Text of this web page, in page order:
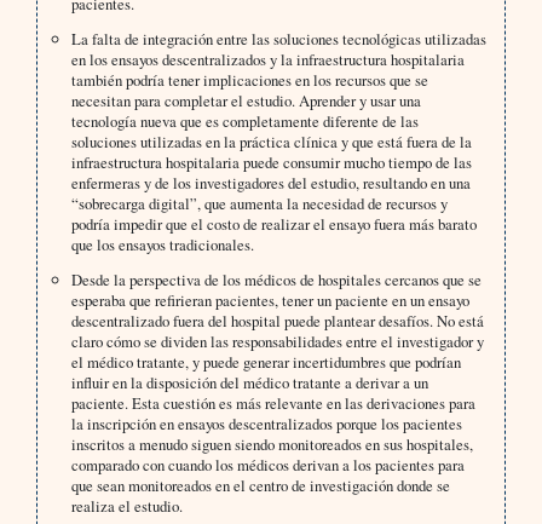
La falta de integración entre las soluciones tecnológicas utilizadas
en los ensayos descentralizados y la infraestructura hospitalaria
también podría tener implicaciones en los recursos que se
necesitan para completar el estudio. Aprender y usar una
tecnología nueva que es completamente diferente de las
soluciones utilizadas en la práctica clínica y que está fuera de la
infraestructura hospitalaria puede consumir mucho tiempo de las
enfermeras y de los investigadores del estudio, resultando en una
“sobrecarga digital”, que aumenta la necesidad de recursos y
podría impedir que el costo de realizar el ensayo fuera más barato
que los ensayos tradicionales.
Desde la perspectiva de los médicos de hospitales cercanos que se
esperaba que refirieran pacientes, tener un paciente en un ensayo
descentralizado fuera del hospital puede plantear desafíos. No está
claro cómo se dividen las responsabilidades entre el investigador y
el médico tratante, y puede generar incertidumbres que podrían
influir en la disposición del médico tratante a derivar a un
paciente. Esta cuestión es más relevante en las derivaciones para
la inscripción en ensayos descentralizados porque los pacientes
inscritos a menudo siguen siendo monitoreados en sus hospitales,
comparado con cuando los médicos derivan a los pacientes para
que sean monitoreados en el centro de investigación donde se
realiza el estudio.